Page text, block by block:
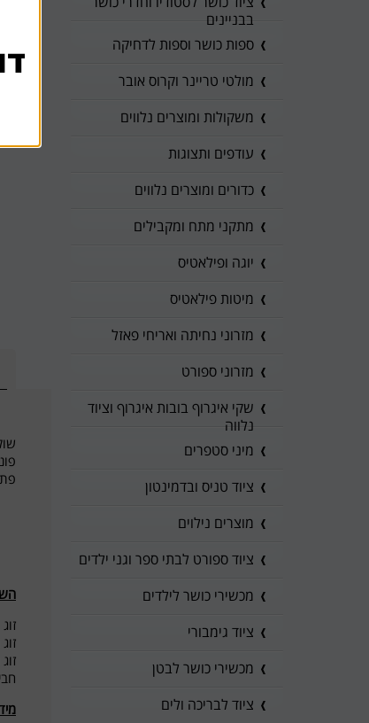
בבניינים
ספות כושר וספות לדחיקה
מולטי טריינר וקרוס אובר
משקולות ומוצרים נלווים
עודפים ותצוגות
כדורים ומוצרים נלווים
מתקני מתח ומקבילים
יוגה ופילאטיס
מיטות פילאטיס
מזרוני נחיתה ואריחי פאזל
מזרוני ספורט
שקי איגרוף בובות איגרוף וציוד
נלווה
מיני סטפרים
ציוד טניס ובדמינטון
מוצרים נילוים
ציוד ספורט לבתי ספר וגני ילדים
מכשירי כושר לילדים
ציוד גימבורי
מכשירי כושר לבטן
ציוד לבריכה ולים